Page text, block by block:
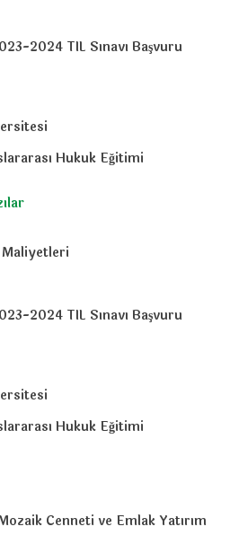
2024 TIL Sınavı Başvuru
Hukuk Eğitimi
Maliyetleri
2024 TIL Sınavı Başvuru
Hukuk Eğitimi
Cenneti ve Emlak Yatırım